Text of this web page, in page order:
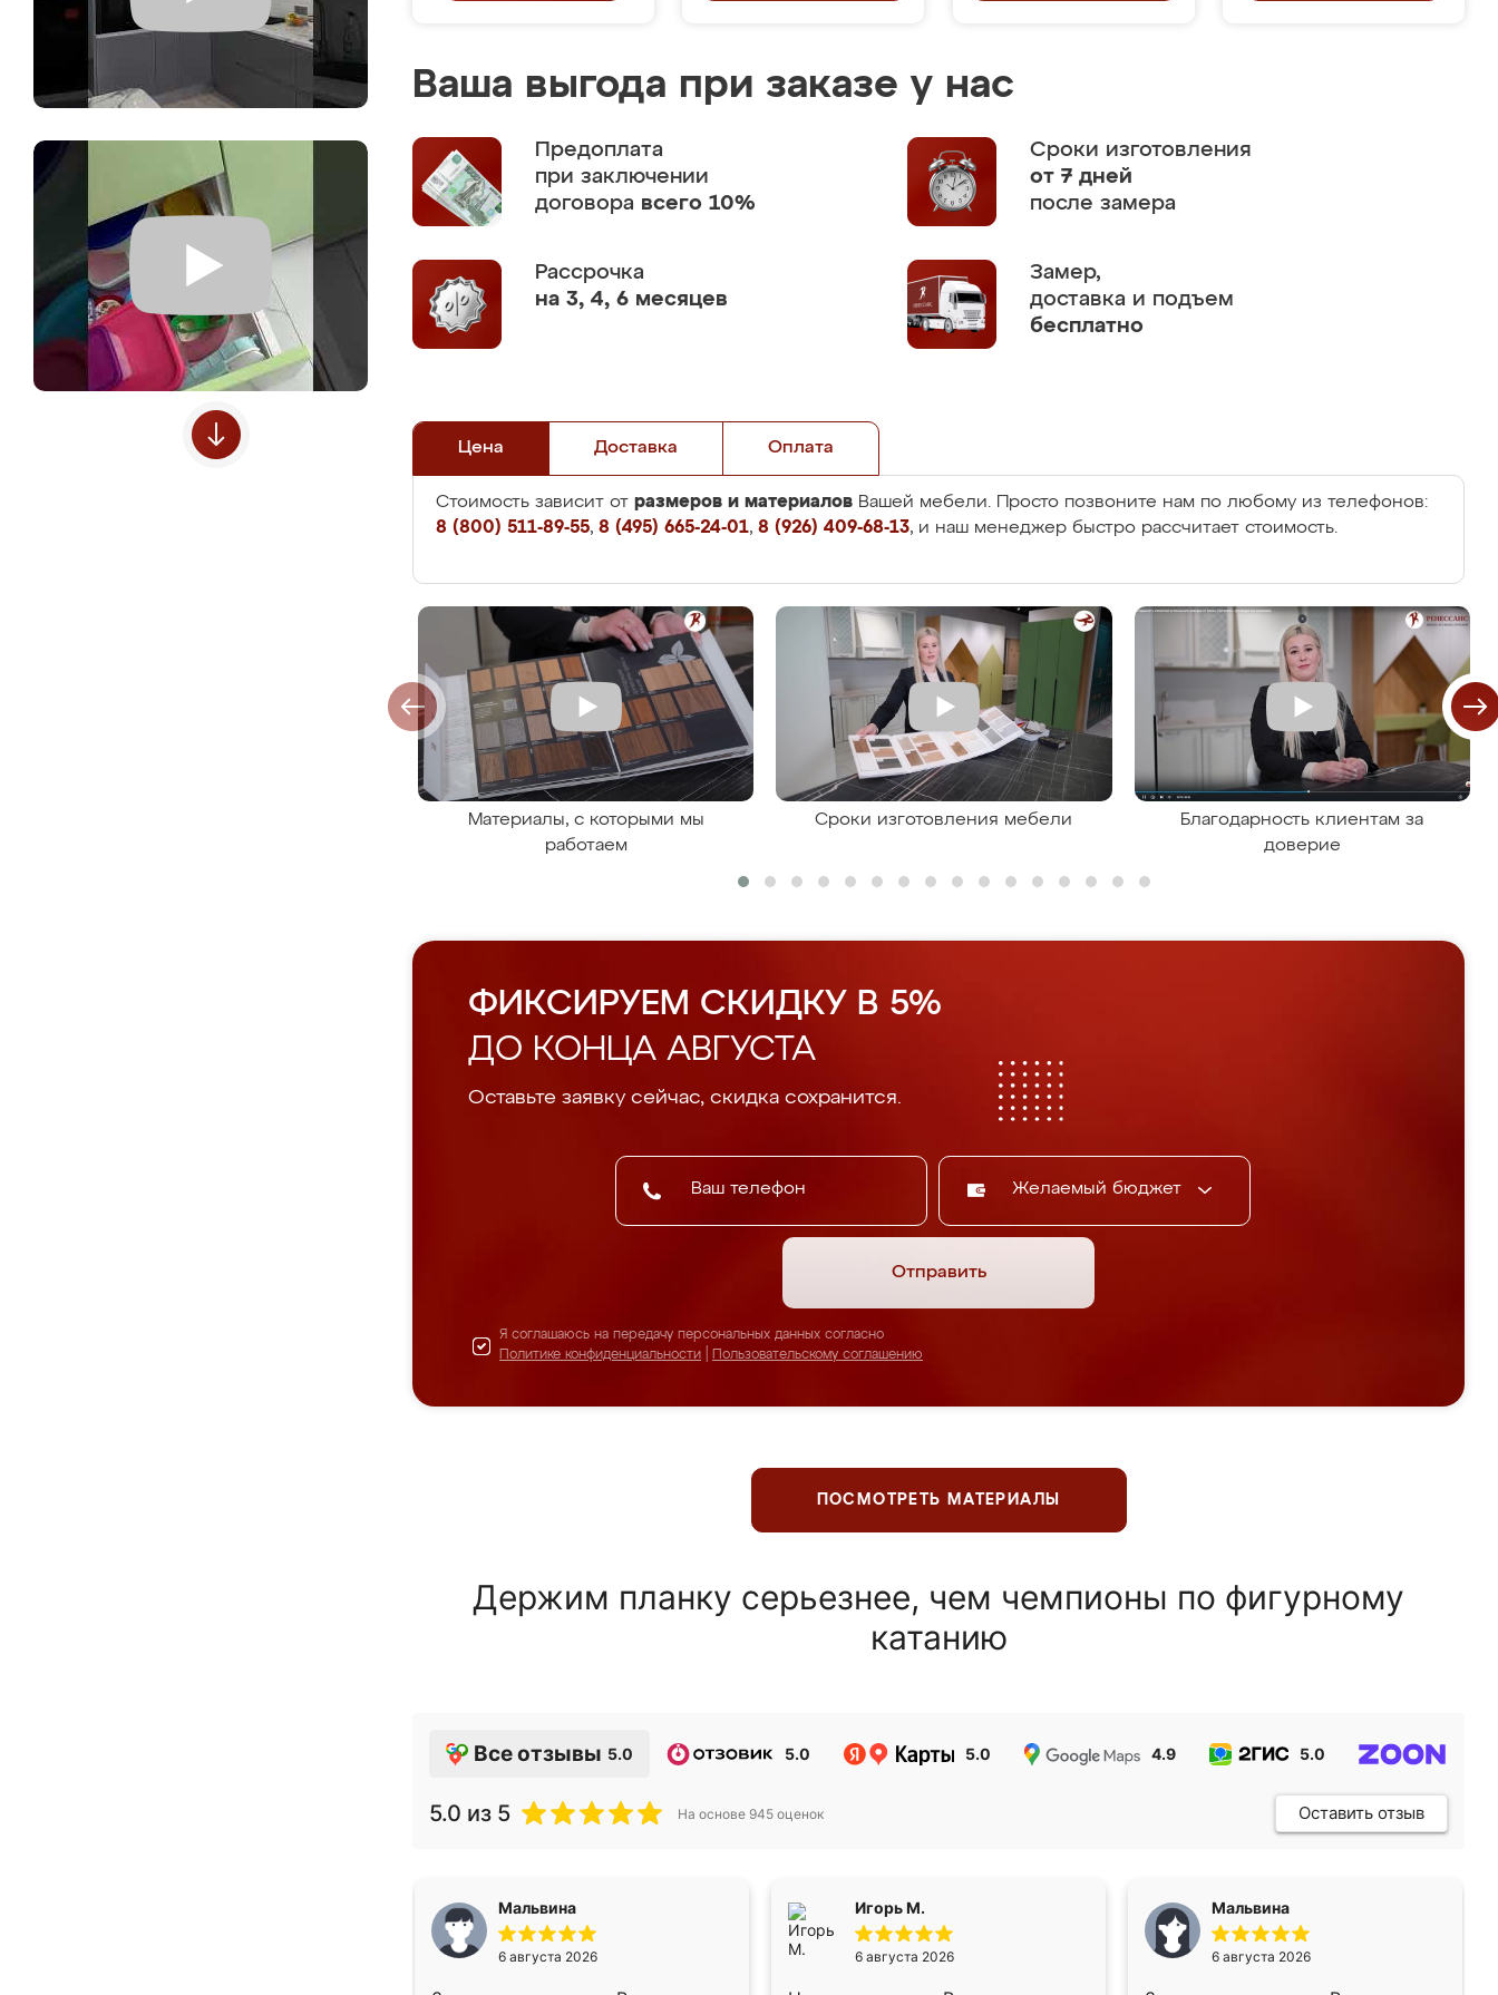
Ваша выгода при заказе у нас
Предоплата
при заключении
договора всего 10%
Сроки изготовления
от 7 дней
после замера
Рассрочка
на 3, 4, 6 месяцев
Замер,
доставка и подъем
бесплатно
Цена Доставка Оплата
Стоимость зависит от размеров и материалов Вашей мебели. Просто позвоните нам по любому из телефонов:
8 (800) 511-89-55, 8 (495) 665-24-01, 8 (926) 409-68-13, и наш менеджер быстро рассчитает стоимость.
Материалы, с которыми мы
работаем
Сроки изготовления мебели
Благодарность клиентам за
доверие
ФИКСИРУЕМ СКИДКУ В 5%
ДО КОНЦА АВГУСТА
Оставьте заявку сейчас, скидка сохранится.
Желаемый бюджет
Отправить
Я соглашаюсь на передачу персональных данных согласно
Политике конфиденциальности
Пользовательскому соглашению
ПОСМОТРЕТЬ МАТЕРИАЛЫ
Держим планку серьезнее, чем чемпионы по фигурному
катанию
Все отзывы 5.0 5.0 5.0 4.9 5.0
5.0 из 5 На основе 945 оценок Оставить отзыв
Мальвина
6 августа 2026
Игорь М.
6 августа 2026
Мальвина
6 августа 2026